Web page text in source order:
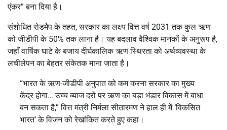
एंकर” बना दिया है।
संशोधित रोडमैप के तहत, सरकार का लक्ष्यवित्त वर्ष 2031 तक कुल ऋण
को जीडीपी के 50% तक लाना है। यह बदलाव वैश्विक मानकों के अनुरूप है,
जहाँ वार्षिक घाटे के बजाय दीर्घकालिक ऋण स्थिरता को अर्थव्यवस्था के
लचीलेपन का बेहतर संकेतक माना जाता है।
“भारत के ऋण-जीडीपी अनुपात को कम करना सरकार का मुख्य
केंद्र होगा… उच्च ब्याज दरों पर ऋण का बड़ा भंडार विकास में बाधा
बन सकता है,” वित्त मंत्री निर्मला सीतारमण ने हाल ही में ‘विकसित
भारत’ के विजन को रेखांकित करते हुए कहा।